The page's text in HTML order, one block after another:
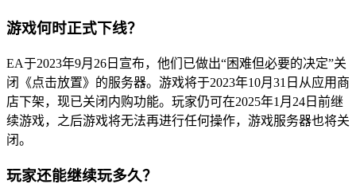
游戏何时正式下线？
EA于2023年9月26日宣布，他们已做出“困难但必要的决定”关
闭《点击放置》的服务器。游戏将于2023年10月31日从应用商
店下架，现已关闭内购功能。玩家仍可在2025年1月24日前继
续游戏，之后游戏将无法再进行任何操作，游戏服务器也将关
闭。
玩家还能继续玩多久？